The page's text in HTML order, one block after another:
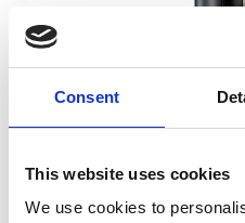
Consent
This website uses cookies
We use cookies to
Mahlkonig E64 WS GBW
De nieuwe Mahlkönig E64 WS
200 watt motor, 64mm st...